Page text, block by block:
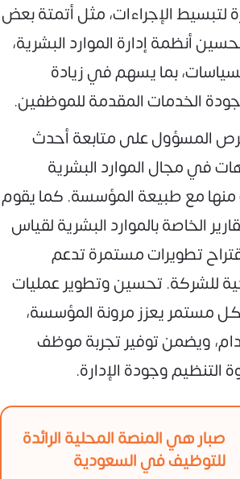
لتبسيط الإجراءات، مثل أتمتة بعض
أنظمة إدارة الموارد البشرية،
بما يسهم في زيادة
الخدمات المقدمة للموظفين.
المسؤول على متابعة أحدث
في مجال الموارد البشرية
مع طبيعة المؤسسة. كما يقوم
الخاصة بالموارد البشرية لقياس
تطويرات مستمرة تدعم
للشركة. تحسين وتطوير عمليات
مستمر يعزز مرونة المؤسسة،
ويضمن توفير تجربة موظف
وجودة الإدارة.
صبار هي المنصة المحلية الرائدة
للتوظيف في السعودية